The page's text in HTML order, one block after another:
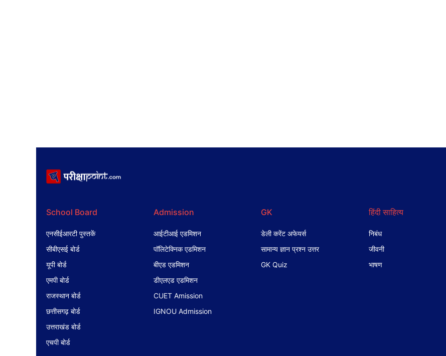
School Board
एनसीईआरटी पुस्तकें
सीबीएसई बोर्ड
यूपी बोर्ड
एमपी बोर्ड
राजस्थान बोर्ड
छत्तीसगढ़ बोर्ड
उत्तराखंड बोर्ड
एचपी बोर्ड
Admission
आईटीआई एडमिशन
पॉलिटेक्निक एडमिशन
बीएड एडमिशन
डीएलएड एडमिशन
CUET Amission
IGNOU Admission
GK
डेली करेंट अफेयर्स
सामान्य ज्ञान प्रश्न उत्तर
GK Quiz
हिंदी साहित्य
निबंध
जीवनी
भाषण